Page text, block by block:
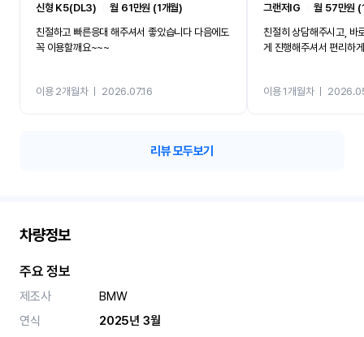
신형 K5(DL3) ㅣ월 61만원 (1개월)
친절하고 빠른응대 해주셔서 좋았습니다 다음에도
꼭 이용할깨요~~~
이용 2개월차ㅣ 2026.07.16
그랜저IG ㅣ월 57만원
친절히 상담해주시고, 바
게 진행해주셔서 편리하
이용 1개월차ㅣ
리뷰 모두보기
차량정보
주요 정보
제조사
BMW
연식
2025년 3월